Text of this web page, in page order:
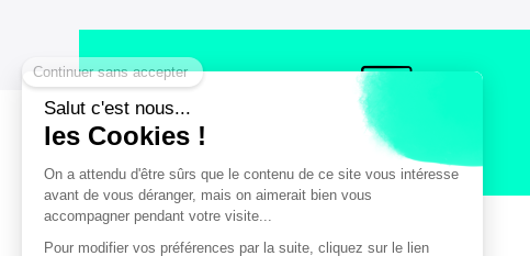
Un paiement sécurisé